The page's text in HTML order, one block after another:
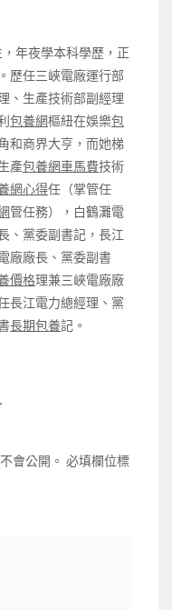
年夜學本科學歷，正
歷任三峽電廠運行部
、生產技術部副經理
包養網樞紐在娛樂包
和商界大亨，而她梯
產包養網車馬費技術
網心得任（掌管任
管任務），白鶴灘電
、黨委副書記，長江
廠廠長、黨委副書
價格理兼三峽電廠廠
長江電力總經理、黨
長期包養記。
會公開。 必填欄位標